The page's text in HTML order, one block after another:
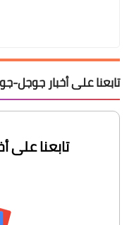
تابعنا على أخبار جوجل-
تابعنا على